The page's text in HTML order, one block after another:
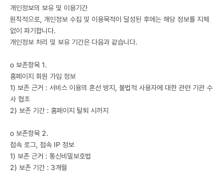
개인정보의 보유 및 이용기간
원칙적으로, 개인정보 수집 및 이용목적이 달성된 후에는 해당 정보를 지체
없이 파기합니다.
개인정보 처리 및 보유 기간은 다음과 같습니다.
ο 보존항목 1.
홈페이지 회원 가입 정보
1) 보존 근거 : 서비스 이용의 혼선 방지, 불법적 사용자에 대한 관련 기관 수
사 협조
2) 보존 기간 : 홈페이지 탈퇴 시까지
ο 보존항목 2.
접속 로그, 접속 IP 정보
1) 보존 근거 : 통신비밀보호법
2) 보존 기간 : 3개월